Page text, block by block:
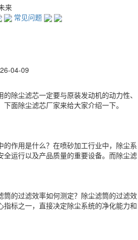
来
常见问题
04-09
除尘滤芯一定要与原装发动机的动力性、
面除尘滤芯厂家来给大家介绍一下。
的作用是什么？在喷砂加工行业中，除尘系
全运行以及产品质量的重要设备。而除尘滤
筒的过滤效率如何测定？除尘滤筒的过滤效
指标之一，直接决定除尘系统的净化能力和